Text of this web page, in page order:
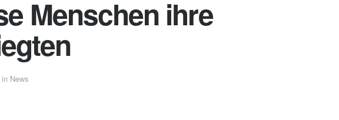
Menschen ihre
in News